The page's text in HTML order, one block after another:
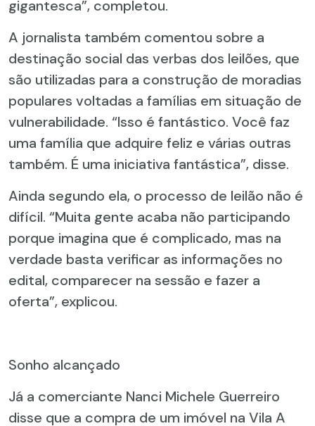
gigantesca”, completou.
A jornalista também comentou sobre a
destinação social das verbas dos leilões, que
são utilizadas para a construção de moradias
populares voltadas a famílias em situação de
vulnerabilidade. “Isso é fantástico. Você faz
uma família que adquire feliz e várias outras
também. É uma iniciativa fantástica”, disse.
Ainda segundo ela, o processo de leilão não é
difícil. “Muita gente acaba não participando
porque imagina que é complicado, mas na
verdade basta verificar as informações no
edital, comparecer na sessão e fazer a
oferta”, explicou.
Sonho alcançado
Já a comerciante Nanci Michele Guerreiro
disse que a compra de um imóvel na Vila A